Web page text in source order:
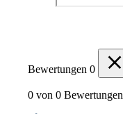
Bewertungen 0
0 von 0 Bewertungen